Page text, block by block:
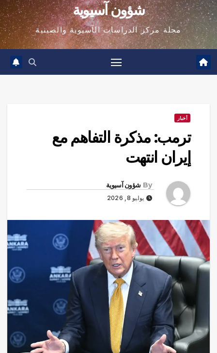
شؤون آسيوية
مجلة مركز الدراسات الآسيوية والصينية
أخبار
ترمب: مذكرة التفاهم مع
إيران انتهت
By شؤون آسيوية
يوليو 8, 2026